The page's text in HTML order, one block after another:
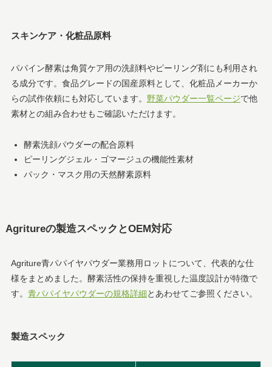
スキンケア・化粧品原料
パパイン酵素は角質ケア用の洗顔料やピーリング剤にも利用され
る成分です。食品グレードの国産原料として、化粧品メーカーか
らの試作依頼にも対応しています。 野菜パウダー一覧ページで他
素材との組み合わせもご確認いただけます。
酵素洗顔パウダーの配合原料
ピーリングジェル・ゴマージュの機能性素材
パック・マスク用の天然酵素原料
Agritureの製造スペックとOEM対応
Agriture青パパイヤパウダー業務用ロットについて、代表的な仕
様をまとめました。酵素活性の保持を重視した温度設計が特徴で
す。 青パパイヤパウダーの規格詳細とあわせてご参照ください。
製造スペック